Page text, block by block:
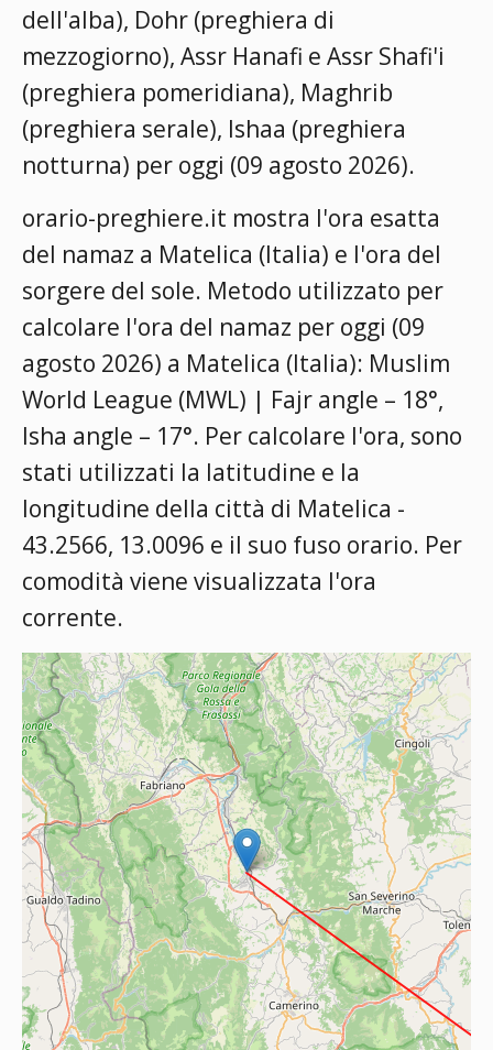
dell'alba), Dohr (preghiera di
mezzogiorno), Assr Hanafi e Assr Shafi'i
(preghiera pomeridiana), Maghrib
(preghiera serale), Ishaa (preghiera
notturna) per oggi (09 agosto 2026).
orario-preghiere.it mostra l'ora esatta
del namaz a Matelica (Italia) e l'ora del
sorgere del sole. Metodo utilizzato per
calcolare l'ora del namaz per oggi (09
agosto 2026) a Matelica (Italia): Muslim
World League (MWL) | Fajr angle – 18°,
Isha angle – 17°. Per calcolare l'ora, sono
stati utilizzati la latitudine e la
longitudine della città di Matelica -
43.2566, 13.0096 e il suo fuso orario. Per
comodità viene visualizzata l'ora
corrente.